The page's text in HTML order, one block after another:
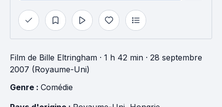
Film de Bille Eltringham · 1 h 42 min · 28 septembre
2007 (Royaume-Uni)
Genre : Comédie